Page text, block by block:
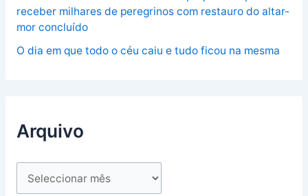
receber milhares de peregrinos com restauro do altar-
mor concluído
O dia em que todo o céu caiu e tudo ficou na mesma
Arquivo